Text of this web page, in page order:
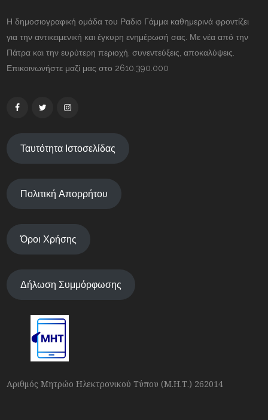
Η δημοσιογραφική ομάδα του Ραδιο Γάμμα καθημερινά φροντίζει
για την αντικειμενική και έγκυρη ενημέρωσή σας. Με νέα από την
Πάτρα και την ευρύτερη περιοχή, συνεντεύξεις, αποκαλύψεις.
Επικοινωνήστε μαζί μας στο 2610.390.000
Ταυτότητα Ιστοσελίδας
Πολιτική Απορρήτου
Όροι Χρήσης
Δήλωση Συμμόρφωσης
Αριθμός Μητρώο Ηλεκτρονικού Τύπου (Μ.Η.Τ.) 262014